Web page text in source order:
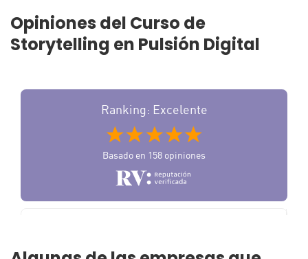
Opiniones del Curso de
Storytelling en Pulsión Digital